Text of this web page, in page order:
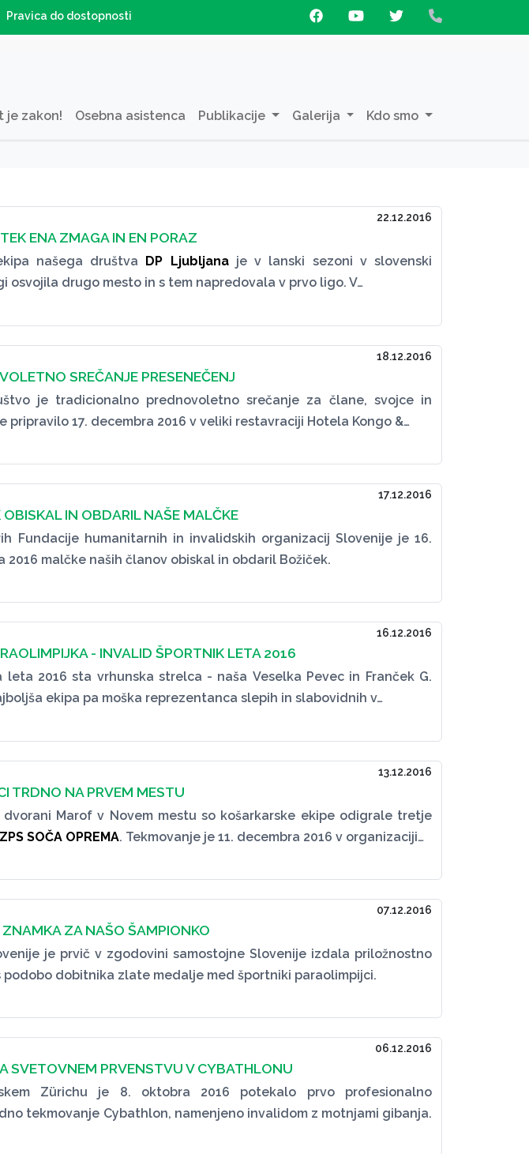
Pravica do dostopnosti
je zakon! Osebna asistenca Publikacije Galerija Kdo smo
22.12.2016
ENA ZMAGA IN EN PORAZ
našega društva DP Ljubljanaje v lanski sezoni v slovenski
osvojila drugo mesto in s tem napredovala v prvo ligo. V…
18.12.2016
SREČANJE PRESENEČENJ
je tradicionalno prednovoletno srečanje za člane, svojce in
pripravilo 17. decembra 2016 v veliki restavraciji Hotela Kongo &…
17.12.2016
OBISKAL IN OBDARIL NAŠE MALČKE
Fundacije humanitarnih in invalidskih organizacij Slovenije je 16.
2016 malčke naših članov obiskal in obdaril Božiček.
16.12.2016
- INVALID ŠPORTNIK LETA 2016
leta 2016 sta vrhunska strelca - naša Veselka Pevec in Franček G.
ekipa pa moška reprezentanca slepih in slabovidnih v…
13.12.2016
TRDNO NA PRVEM MESTU
dvorani Marof v Novem mestu so košarkarske ekipe odigrale tretje
ZPS SOČA OPREMA. Tekmovanje je 11. decembra 2016 v organizaciji…
07.12.2016
ZA NAŠO ŠAMPIONKO
je prvič v zgodovini samostojne Slovenije izdala priložnostno
podobo dobitnika zlate medalje med športniki paraolimpijci.
06.12.2016
SVETOVNEM PRVENSTVU V CYBATHLONU
Zürichu je 8. oktobra 2016 potekalo prvo profesionalno
tekmovanje Cybathlon, namenjeno invalidom z motnjami gibanja.